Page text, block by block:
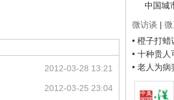
中国城
微访谈 |
• 橙子打蜡
• 十种贵
• 老人为
2012-03-28 13:21
2012-03-25 23:04